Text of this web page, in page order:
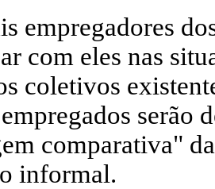
empregadores
com eles nas
coletivos
serão
comparativa"
informal.